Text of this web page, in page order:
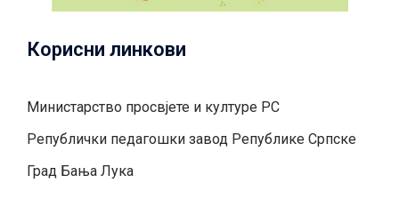
Корисни линкови
Министарство просвјете и културе РС
Републички педагошки завод Републике Српске
Град Бањa Лукa